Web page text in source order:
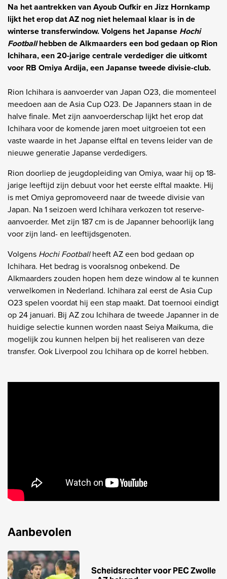
Na het aantrekken van Ayoub Oufkir en Jizz Hornkamp
lijkt het erop dat AZ nog niet helemaal klaar is in de
winterse transferwindow. Volgens het Japanse Hochi
Footballhebben de Alkmaarders een bod gedaan op Rion
Ichihara, een 20-jarige centrale verdediger die uitkomt
voor RB Omiya Ardija, een Japanse tweede divisie-club.
Rion Ichihara is aanvoerder van Japan O23, die momenteel
meedoen aan de Asia Cup O23. De Japanners staan in de
halve finale. Met zijn aanvoerderschap lijkt het erop dat
Ichihara voor de komende jaren moet uitgroeien tot een
vaste waarde in het Japanse elftal en tevens leider van de
nieuwe generatie Japanse verdedigers.
Rion doorliep de jeugdopleiding van Omiya, waar hij op 18-
jarige leeftijd zijn debuut voor het eerste elftal maakte. Hij
is met Omiya gepromoveerd naar de tweede divisie van
Japan. Na 1 seizoen werd Ichihara verkozen tot reserve-
aanvoerder. Met zijn 187 cm is de Japanner behoorlijk lang
voor zijn land- en leeftijdsgenoten.
Volgens Hochi Footballheeft AZ een bod gedaan op
Ichihara. Het bedrag is vooralsnog onbekend. De
Alkmaarders zouden hopen hem deze window al te kunnen
verwelkomen in Nederland. Ichihara zal eerst de Asia Cup
O23 spelen voordat hij een stap maakt. Dat toernooi eindigt
op 24 januari. Bij AZ zou Ichihara de tweede Japanner in de
huidige selectie kunnen worden naast Seiya Maikuma, die
mogelijk zou kunnen helpen bij het realiseren van deze
transfer. Ook Liverpool zou Ichihara op de korrel hebben.
Aanbevolen
Scheidsrechter voor PEC Zwolle